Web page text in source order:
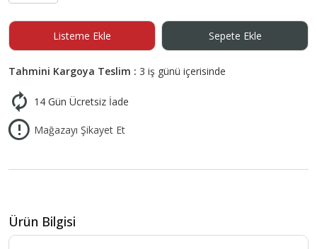
Listeme Ekle Sepete Ekle
Tahmini Kargoya Teslim : 3 iş günü içerisinde
14 Gün Ücretsiz İade
Mağazayı Şikayet Et
Ürün Bilgisi